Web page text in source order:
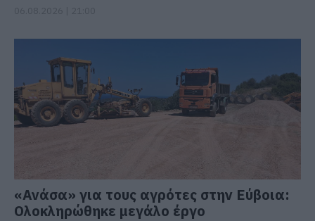
«Ανάσα» για τους αγρότες στην Εύβοια:
Ολοκληρώθηκε μεγάλο έργο